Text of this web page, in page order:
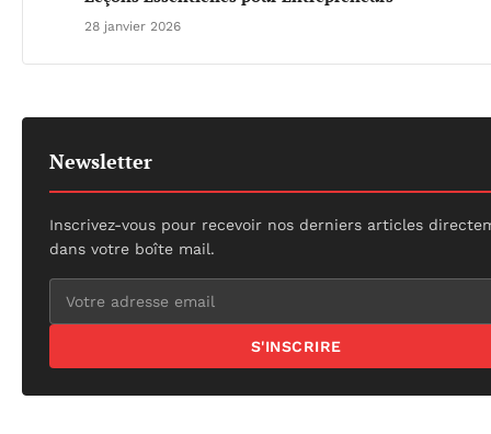
28 janvier 2026
Newsletter
Inscrivez-vous pour recevoir nos derniers articles
dans votre boîte mail.
S'INSCRIRE